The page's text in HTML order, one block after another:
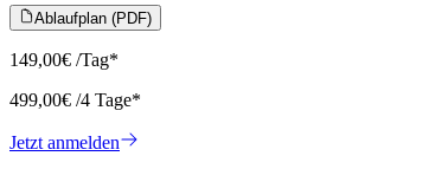
Ablaufplan (PDF)
149,00€ /Tag*
499,00€ /4 Tage*
Jetzt anmelden